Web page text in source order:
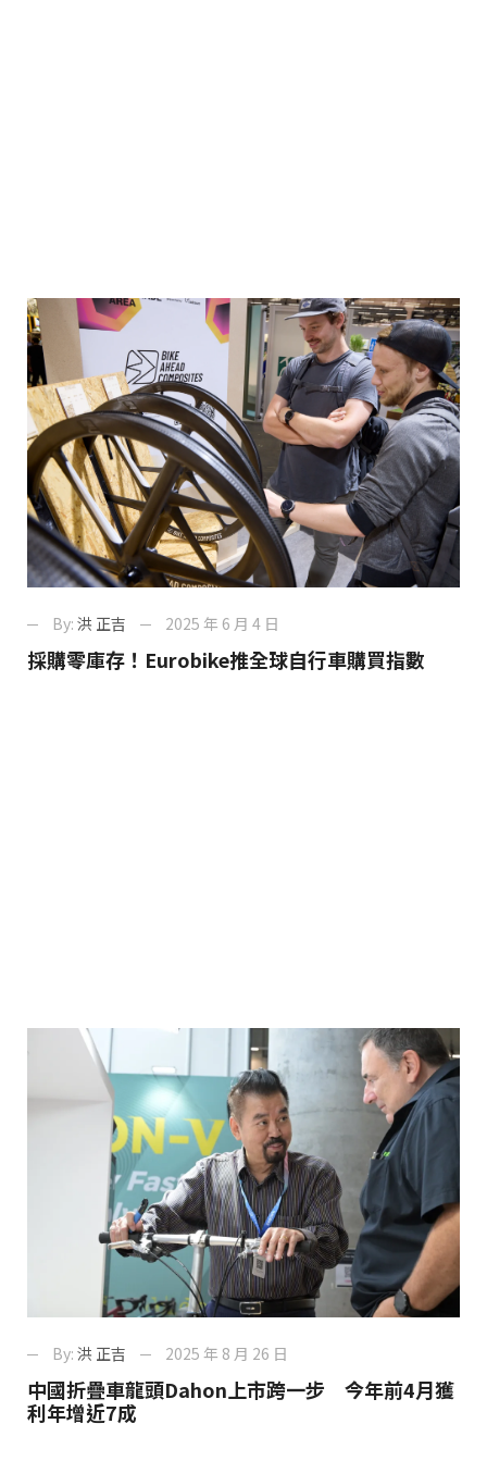
By: 洪 正吉 2025 年 6 月 4 日
採購零庫存！Eurobike推全球自行車購買指數
By: 洪 正吉 2025 年 8 月 26 日
中國折疊車龍頭Dahon上市跨一步 今年前4月獲
利年增近7成